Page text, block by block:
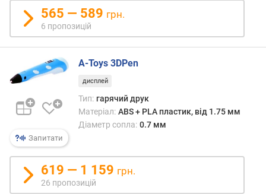
565 — 589 грн.
6 пропозицій
Запитати
A-Toys 3DPen
дисплей
Тип: гарячий друк
Матеріал: ABS + PLA пластик, від 1.75 мм
Діаметр сопла: 0.7 мм
619 — 1 159 грн.
26 пропозицій